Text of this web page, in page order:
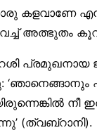
കളവാണേ
അത്ഭുതം
നീ
(ത്വബ്‌റാനി).